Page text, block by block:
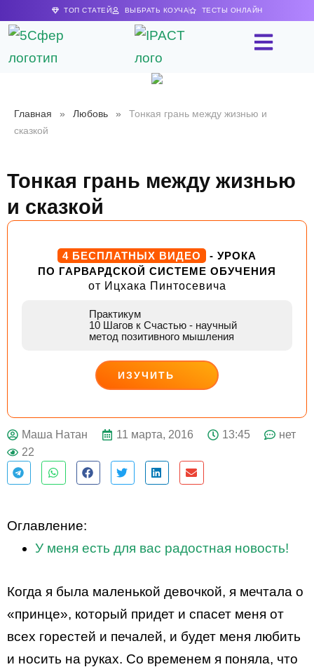
ТОП СТАТЕЙ ВЫБРАТЬ КОУЧА ТЕСТЫ ОНЛАЙН
Главная » Любовь »
Тонкая грань между жизнью и
сказкой
Тонкая грань между жизнью
и сказкой
4 БЕСПЛАТНЫХ ВИДЕО
- УРОКА
ПО ГАРВАРДСКОЙ СИСТЕМЕ ОБУЧЕНИЯ
от Ицхака Пинтосевича
Практикум
10 Шагов к Счастью - научный
метод позитивного мышления
ИЗУЧИТЬ
ДЕЙСТВУЙ
Маша Натан 11 марта, 2016 13:45
нет
22
Оглавление:
У меня есть для вас радостная новость!
Когда я была маленькой девочкой, я мечтала о
«принце», который придет и спасет меня от
всех горестей и печалей, и будет меня любить
и носить на руках. Со временем я поняла, что